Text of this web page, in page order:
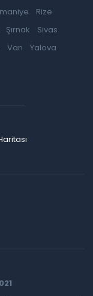
Rize
Şırnak
Sivas
Van
Yalova